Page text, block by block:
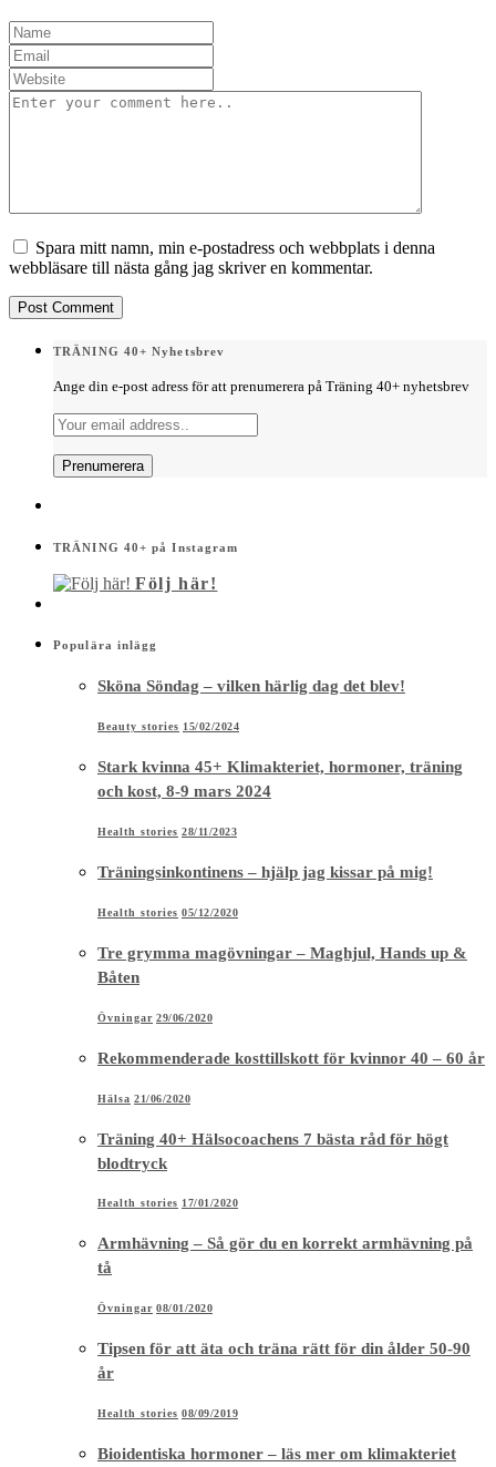
Spara mitt namn, min e-postadress och webbplats i denna
webbläsare till nästa gång jag skriver en kommentar.
TRÄNING 40+ Nyhetsbrev
Ange din e-post adress för att prenumerera på Träning 40+ nyhetsbrev
TRÄNING 40+ på Instagram
Följ här!
Populära inlägg
Sköna Söndag – vilken härlig dag det blev!
Beauty stories 15/02/2024
Stark kvinna 45+ Klimakteriet, hormoner, träning
och kost, 8-9 mars 2024
Health stories 28/11/2023
Träningsinkontinens – hjälp jag kissar på mig!
Health stories 05/12/2020
Tre grymma magövningar – Maghjul, Hands up &
Båten
Övningar 29/06/2020
Rekommenderade kosttillskott för kvinnor 40 – 60 år
Hälsa 21/06/2020
Träning 40+ Hälsocoachens 7 bästa råd för högt
blodtryck
Health stories 17/01/2020
Armhävning – Så gör du en korrekt armhävning på
tå
Övningar 08/01/2020
Tipsen för att äta och träna rätt för din ålder 50-90
år
Health stories 08/09/2019
Bioidentiska hormoner – läs mer om klimakteriet